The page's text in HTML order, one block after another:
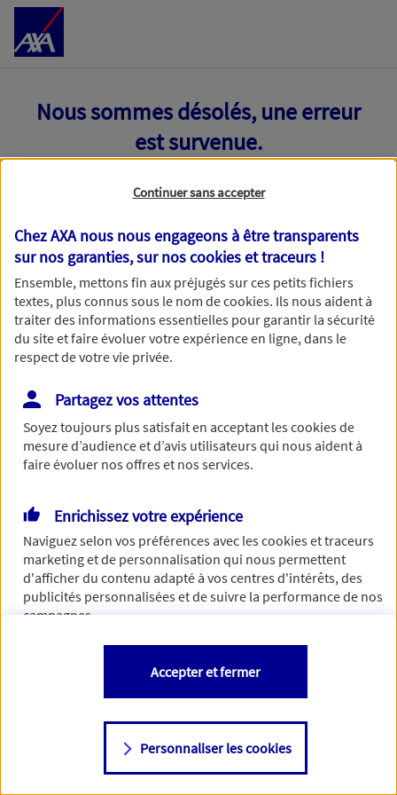
Accéder au Contenu
Nous sommes désolés, une erreur
est survenue.
Toutes nos excuses, une erreur technique nous empêche
de traiter votre demande. N'hésitez pas à rafraichir ce
formulaire dans quelques minutes.
Si besoin, vous pouvez nous joindre via notre page de
contact.
> Nous contacter
Continuer sans accepter
Chez AXA nous nous engageons à être transparents
sur nos garanties, sur noscookies et traceurs !
Ensemble, mettons fin aux préjugés sur ces petits fichiers
textes, plus connus sous le nom decookies. Ils nous aident à
traiter des informations essentielles pour garantir la sécurité
du site et faire évoluer votre expérience en ligne, dans le
respect de votre vie privée.
Partagez vos attentes
Soyez toujours plus satisfait en acceptant lescookiesde
mesure d’audience et d’avis utilisateurs qui nous aident à
faire évoluer nos offres et nos services.
Enrichissez votre expérience
Naviguez selon vos préférences avec lescookies et traceurs
marketing et de personnalisation qui nous permettent
d'afficher du contenu adapté à vos centres d'intérêts, des
publicités personnalisées et de suivre la performance de nos
campagnes.
Vous êtes libre de les accepter, de les refuser comme de
changer d'avis à tout moment en allant sur
Consulter notre politique decookies
Personnaliser les cookies
Accepter et fermer